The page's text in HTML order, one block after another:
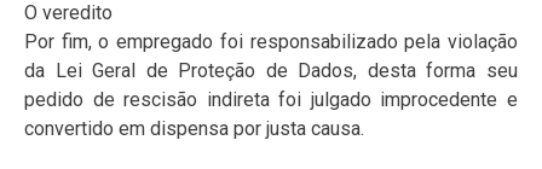
O veredito
Por fim, o empregado foi responsabilizado pela violação
da Lei Geral de Proteção de Dados, desta forma seu
pedido de rescisão indireta foi julgado improcedente e
convertido em dispensa por justa causa.